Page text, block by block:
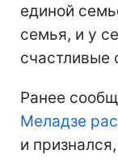
единой
семья, и у
счастливые
Ранее
Меладзе
и